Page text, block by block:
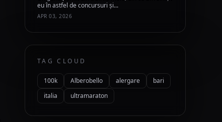
eu în astfel de concursuri și...
APR 03, 2026
TAG CLOUD
100k Alberobello alergare
bari
italia
ultramaraton